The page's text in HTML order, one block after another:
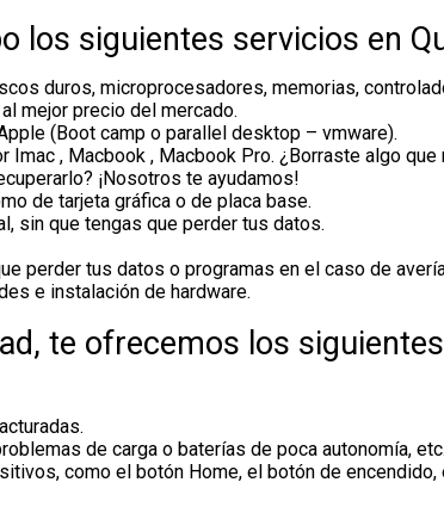
los siguientes servicios en
duros, microprocesadores, memorias,
mejor precio del mercado.
(Boot camp o parallel desktop – vmware).
Imac , Macbook , Macbook Pro. ¿Borraste algo que
¡Nosotros te ayudamos!
de tarjeta gráfica o de placa base.
sin que tengas que perder tus datos.
perder tus datos o programas en el caso de
e instalación de hardware.
te ofrecemos los siguientes
de carga o baterías de poca autonomía, etc.
como el botón Home, el botón de encendido,